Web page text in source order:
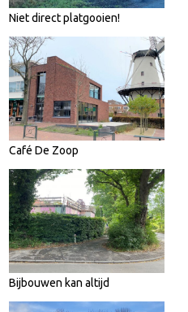
Niet direct platgooien!
Café De Zoop
Bijbouwen kan altijd